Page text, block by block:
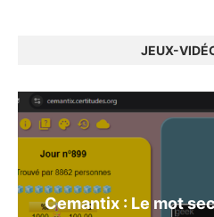
JEUX-
Cemantix : Le mot